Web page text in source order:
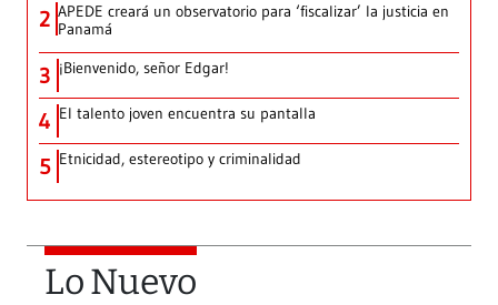
2 APEDE creará un observatorio para ‘fiscalizar’ la justicia en
Panamá
3 ¡Bienvenido, señor Edgar!
4 El talento joven encuentra su pantalla​
5 Etnicidad, estereotipo y criminalidad
Lo Nuevo